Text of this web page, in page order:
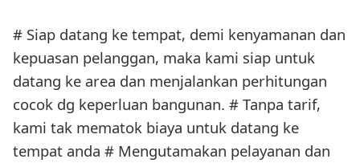
# Siap datang ke tempat, demi kenyamanan dan
kepuasan pelanggan, maka kami siap untuk
datang ke area dan menjalankan perhitungan
cocok dg keperluan bangunan. # Tanpa tarif,
kami tak mematok biaya untuk datang ke
tempat anda # Mengutamakan pelayanan dan